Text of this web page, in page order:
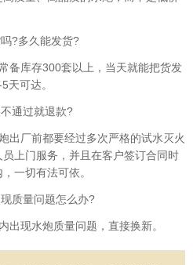
?多久能发货?
库存300套以上，当天就能把货发
天可达。
通过就退款?
厂前都要经过多次严格的试水灭火
上门服务，并且在客户签订合同时
一切有法可依。
质量问题怎么办?
现水炮质量问题，直接换新。